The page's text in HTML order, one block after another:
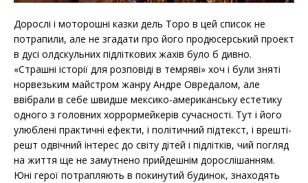
Дорослі і моторошні казки дель Торо в цей список не
потрапили, але не згадати про його продюсерський проект
в дусі олдскульних підліткових жахів було б дивно.
«Страшні історії для розповіді в темряві» хоч і були зняті
норвезьким майстром жанру Андре Овредалом, але
ввібрали в себе швидше мексико-американську естетику
одного з головних хоррормейкерів сучасності. Тут і його
улюблені практичні ефекти, і політичний підтекст, і врешті-
решт одвічний інтерес до світу дітей і підлітків, чий погляд
на життя ще не замутнено прийдешнім дорослішанням.
Юні герої потрапляють в покинутий будинок, знаходять